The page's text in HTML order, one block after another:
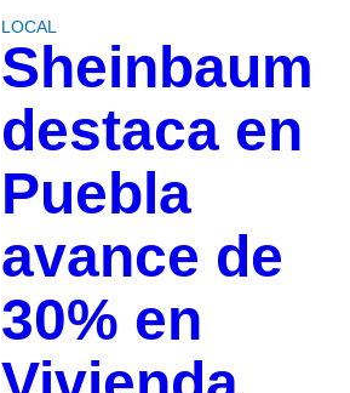
LOCAL
Sheinbaum
destaca en
Puebla
avance de
30% en